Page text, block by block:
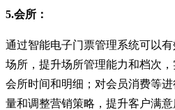
5.会所：
通过智能电子门票管理系统可以
场所，提升场所管理能力和档次
会所时间和明细；对会员消费等
量和调整营销策略，提升客户满意